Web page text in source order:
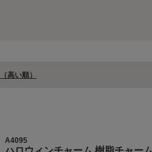
⾼い順）
A4095